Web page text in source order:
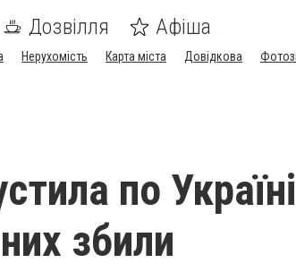
Дозвілля Афіша
Нерухомість Карта міста Довідкова
по
збили